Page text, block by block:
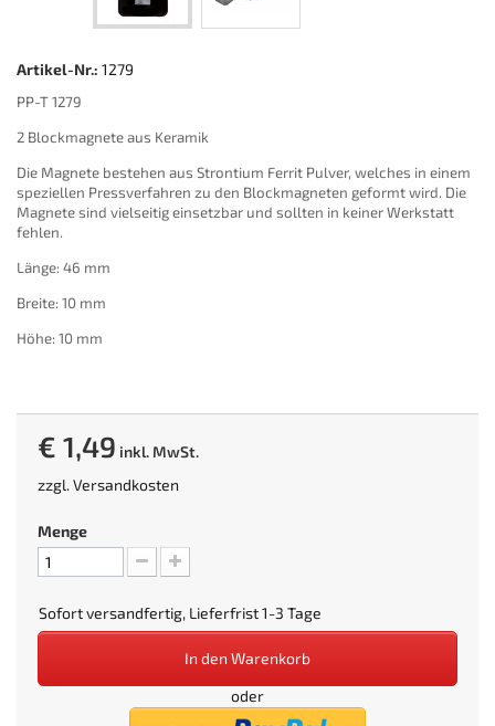
Artikel-Nr.: 1279
PP-T 1279
2 Blockmagnete aus Keramik
Die Magnete bestehen aus Strontium Ferrit Pulver, welches in einem
speziellen Pressverfahren zu den Blockmagneten geformt wird. Die
Magnete sind vielseitig einsetzbar und sollten in keiner Werkstatt
fehlen.
Länge: 46 mm
Breite: 10 mm
Höhe: 10 mm
€ 1,49 inkl. MwSt.
zzgl.Versandkosten
Menge
Sofort versandfertig, Lieferfrist 1-3 Tage
In den Warenkorb
oder